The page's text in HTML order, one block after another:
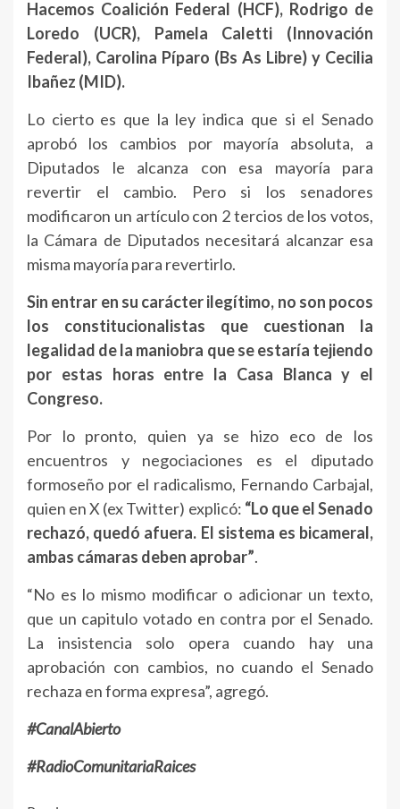
Hacemos Coalición Federal (HCF), Rodrigo de
Loredo (UCR), Pamela Caletti (Innovación
Federal), Carolina Píparo (Bs As Libre) y Cecilia
Ibañez (MID).
Lo cierto es que la ley indica que si el Senado
aprobó los cambios por mayoría absoluta, a
Diputados le alcanza con esa mayoría para
revertir el cambio. Pero si los senadores
modificaron un artículo con 2 tercios de los votos,
la Cámara de Diputados necesitará alcanzar esa
misma mayoría para revertirlo.
Sin entrar en su carácter ilegítimo, no son pocos
los constitucionalistas que cuestionan la
legalidad de la maniobra que se estaría tejiendo
por estas horas entre la Casa Blanca y el
Congreso.
Por lo pronto, quien ya se hizo eco de los
encuentros y negociaciones es el diputado
formoseño por el radicalismo, Fernando Carbajal,
quien en X (ex Twitter) explicó: “Lo que el Senado
rechazó, quedó afuera. El sistema es bicameral,
ambas cámaras deben aprobar”.
“No es lo mismo modificar o adicionar un texto,
que un capitulo votado en contra por el Senado.
La insistencia solo opera cuando hay una
aprobación con cambios, no cuando el Senado
rechaza en forma expresa”, agregó.
#CanalAbierto
#RadioComunitariaRaices